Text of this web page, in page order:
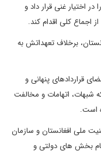
اختیار غنی قرار داد و
اجماع کلی اقدام کند.
برخلاف تعهداتش به
قراردادهای پنهانی و
شبهات، اتهامات و مخالفت
است.
ملی افغانستان و سازمان
بخش های دولتی و